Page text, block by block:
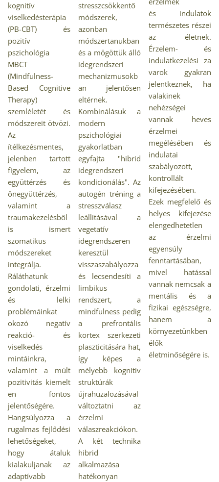
kognitív
viselkedésterápia
(PB-CBT) és
pozitív
pszichológia
MBCT
(Mindfulness-
Based Cognitive
Therapy)
szemléletét és
módszereit ötvözi.
Az
ítélkezésmentes,
jelenben tartott
figyelem, az
együttérzés és
önegyüttérzés,
valamint a
traumakezelésből
is ismert
szomatikus
módszereket
integrálja.
Ráláthatunk
gondolati, érzelmi
és lelki
problémáinkat
okozó negatív
reakció- és
viselkedés
mintáinkra,
valamint a múlt
pozitivitás kiemelt
en fontos
jelentőségére.
Hangsúlyozza a
rugalmas fejlődési
lehetőségeket,
hogy átaluk
kialakuljanak az
adaptívabb
stresszcsökkentő
módszerek,
azonban
módszertanukban
és a mögöttük álló
idegrendszeri
mechanizmusokb
an jelentősen
eltérnek.
Kombinálásuk a
modern
pszichológiai
gyakorlatban
egyfajta "hibrid
idegrendszeri
kondicionálás". Az
autogén tréning a
stresszválasz
leállításával a
vegetatív
idegrendszeren
keresztül
visszaszabályozza
és lecsendesíti a
limbikus
rendszert, a
mindfulness pedig
a prefrontális
kortex szerkezeti
plaszticitására hat,
így képes a
mélyebb kognitív
struktúrák
újrahuzalozásával
változtatni az
érzelmi
válaszreakciókon.
A két technika
hibrid
alkalmazása
hatékonyan
és indulatok
természetes részei
az életnek.
Érzelem- és
indulatkezelési za
varok gyakran
jelentkeznek, ha
valakinek
nehézségei
vannak heves
érzelmei
megélésében és
indulatai
szabályozott,
kontrollált
kifejezésében.
Ezek megfelelő és
helyes kifejezése
elengedhetetlen
az érzelmi
egyensúly
fenntartásában,
mivel hatással
vannak nemcsak a
mentális és a
fizikai egészségre,
hanem a
környezetünkben
élők
életminőségére is.